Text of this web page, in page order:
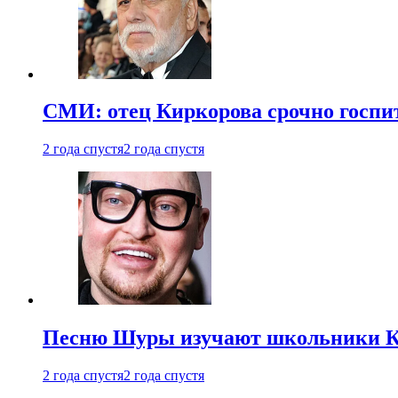
СМИ: отец Киркорова срочно
2 года спустя2 года спустя
Песню Шуры изучают школьники
2 года спустя2 года спустя